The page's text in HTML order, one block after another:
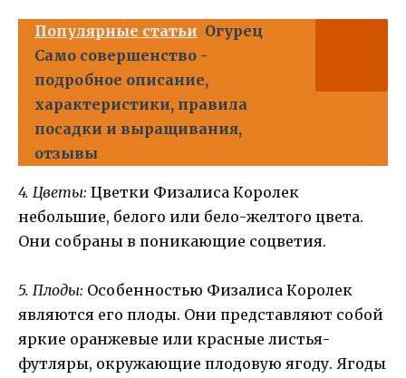
Популярные статьи Огурец
Само совершенство -
подробное описание,
характеристики, правила
посадки и выращивания,
отзывы
4. Цветы: Цветки Физалиса Королек
небольшие, белого или бело-желтого цвета.
Они собраны в поникающие соцветия.
5. Плоды: Особенностью Физалиса Королек
являются его плоды. Они представляют собой
яркие оранжевые или красные листья-
футляры, окружающие плодовую ягоду. Ягоды